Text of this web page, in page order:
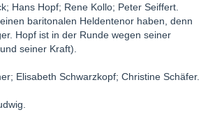
Hans Hopf; Rene Kollo; Peter Seiffert.
baritonalen Heldentenor haben, denn
Hopf ist in der Runde wegen seiner
seiner Kraft).
Elisabeth Schwarzkopf; Christine Schäfer.